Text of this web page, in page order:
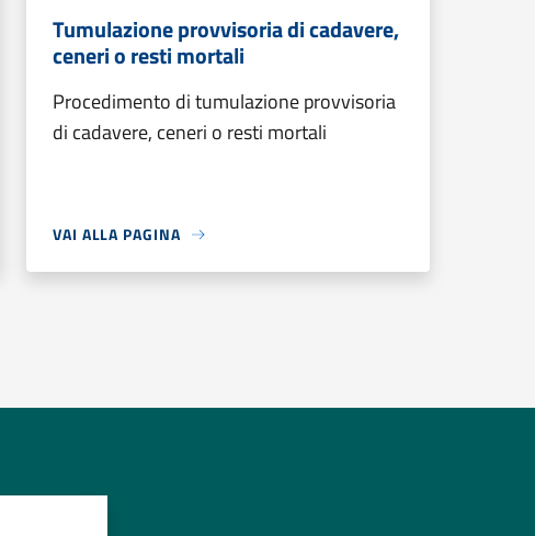
Tumulazione provvisoria di cadavere,
ceneri o resti mortali
Procedimento di tumulazione provvisoria
di cadavere, ceneri o resti mortali
VAI ALLA PAGINA